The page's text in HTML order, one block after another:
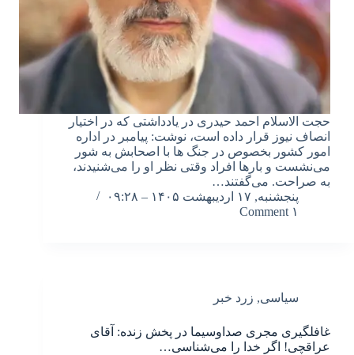
حجت الاسلام احمد حیدری در یادداشتی که در اختیار
انصاف نیوز قرار داده است، نوشت: پیامبر در اداره
امور کشور بخصوص در جنگ ها با اصحابش به شور
می‌نشست و بارها افراد وقتی نظر او را می‌شنیدند،
به صراحت. می‌گفتند…
پنجشنبه, ۱۷ اردیبهشت ۱۴۰۵ – ۰۹:۲۸
۱ Comment
سیاسی, زرد خبر
غافلگیری مجری صداوسیما در پخش زنده: آقای
عراقچی! اگر خدا را می‌شناسی…